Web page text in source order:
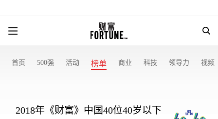
首页 500强 活动 榜单 商业 科技 领导力 视频
2018年《财富》中国40位40岁以下